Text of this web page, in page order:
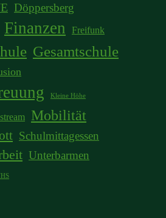
Döppersberg
Finanzen Freifunk
Gesamtschule
Kleine Höhe
Mobilität
Schulmittagessen
Unterbarmen